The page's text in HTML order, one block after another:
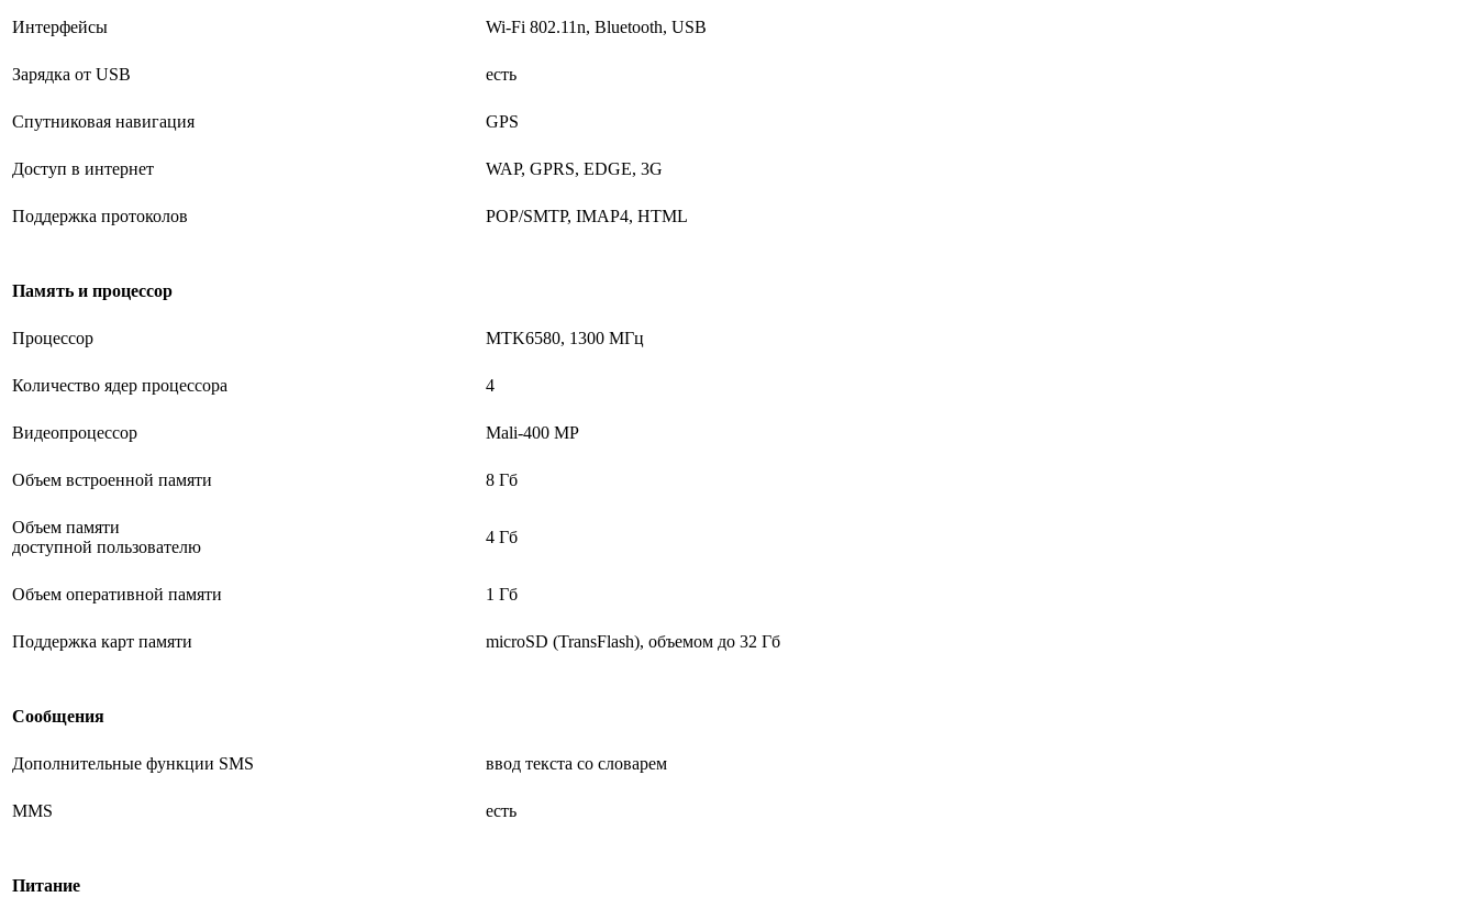
Интерфейсы Wi-Fi 802.11n, Bluetooth, USB
Зарядка от USB есть
Спутниковая навигация GPS
Доступ в интернет WAP, GPRS, EDGE, 3G
Поддержка протоколов POP/SMTP, IMAP4, HTML
Память и процессор
Процессор MTK6580, 1300 МГц
Количество ядер процессора 4
Видеопроцессор Mali-400 MP
Объем встроенной памяти 8 Гб
Объем памяти
доступной пользователю
4 Гб
Объем оперативной памяти 1 Гб
Поддержка карт памяти microSD (TransFlash), объемом до 32 Гб
Сообщения
Дополнительные функции SMS ввод текста со словарем
MMS есть
Питание